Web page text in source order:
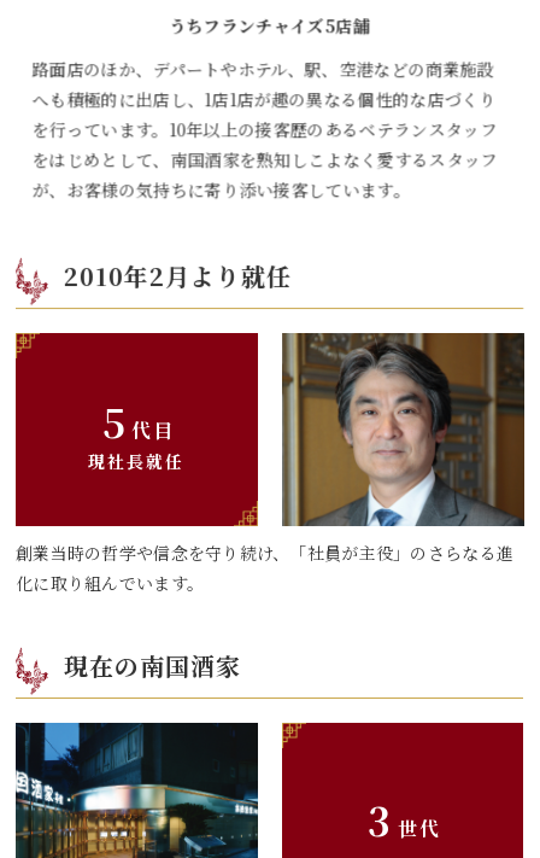
うちフランチャイズ5店舗
路面店のほか、デパートやホテル、駅、空港などの商業施設
へも積極的に出店し、1店1店が趣の異なる個性的な店づくり
を行っています。10年以上の接客歴のあるベテランスタッフ
をはじめとして、南国酒家を熟知しこよなく愛するスタッフ
が、お客様の気持ちに寄り添い接客しています。
2010年2月より就任
5 代目
現社長就任
創業当時の哲学や信念を守り続け、「社員が主役」のさらなる進
化に取り組んでいます。
現在の南国酒家
3 世代